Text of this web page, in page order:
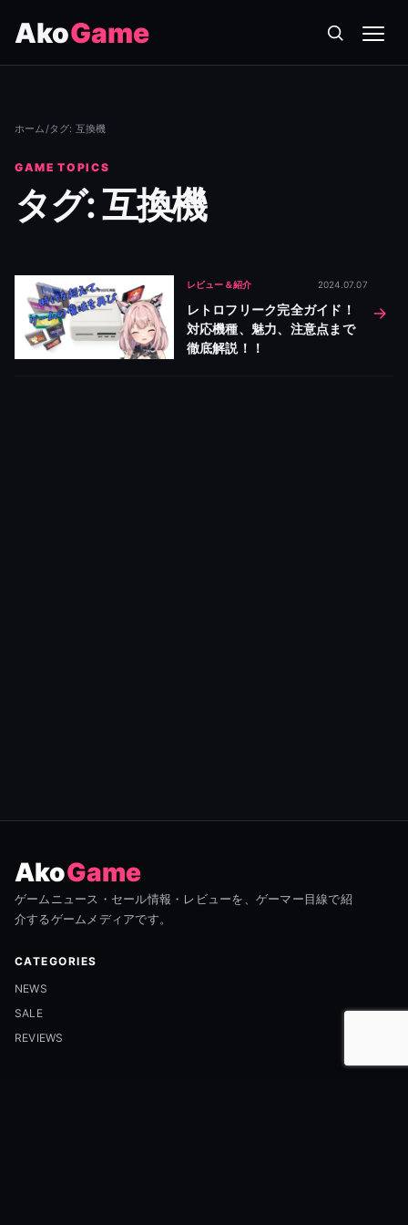
AkoGame
ホーム/タグ: 互換機
GAME TOPICS
タグ: 互換機
レビュー＆紹介 2024.07.07
レトロフリーク完全ガイド！
対応機種、魅力、注意点まで
徹底解説！！
AkoGame
ゲームニュース・セール情報・レビューを、ゲーマー目線で紹
介するゲームメディアです。
CATEGORIES
NEWS
SALE
REVIEWS